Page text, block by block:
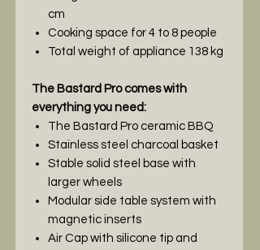
cm
Cooking space for 4 to 8 people
Total weight of appliance 138 kg
The Bastard Pro comes with
everything you need:
The Bastard Pro ceramic BBQ
Stainless steel charcoal basket
Stable solid steel base with
larger wheels
Modular side table system with
magnetic inserts
Air Cap with silicone tip and